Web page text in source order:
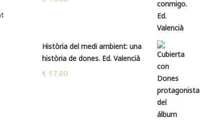
Història del medi ambient: una
història de dones. Ed. Valencià
€17.80